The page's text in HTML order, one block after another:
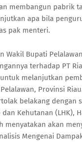
membangun pabrik
apa bila
pak menteri.
Wakil Bupati
terhadap PT
untuk melanjutkan
Provinsi
belakang dengan
Kehutanan (LHK),
menyatakan akan
Mengenai